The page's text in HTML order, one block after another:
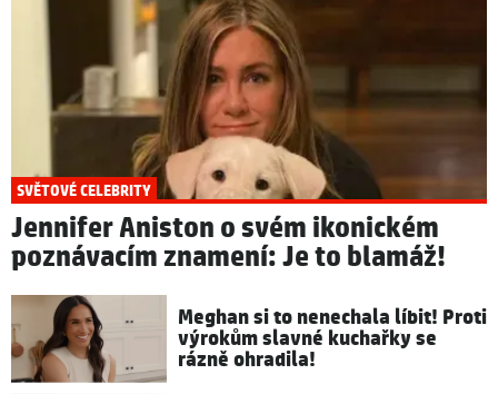
SVĚTOVÉ CELEBRITY
Jennifer Aniston o svém ikonickém
poznávacím znamení: Je to blamáž!
Meghan si to nenechala líbit! Proti
výrokům slavné kuchařky se
rázně ohradila!